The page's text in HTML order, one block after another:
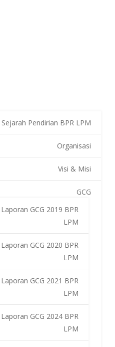
Sejarah Pendirian BPR LPM
Organisasi
Visi & Misi
GCG
Laporan GCG 2019 BPR
LPM
Laporan GCG 2020 BPR
LPM
Laporan GCG 2021 BPR
LPM
Laporan GCG 2024 BPR
LPM